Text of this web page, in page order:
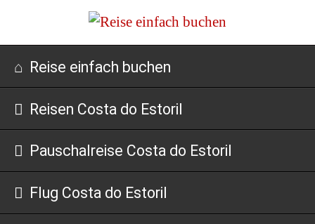
Navigation
Reise einfach buchen
Reisen Costa do Estoril
Pauschalreise Costa do Estoril
Flug Costa do Estoril